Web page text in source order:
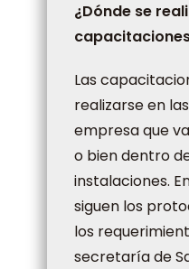
¿Dónde se
Las
realizarse en
empresa que
o bien dentro
instalaciones.
siguen los
los
secretaría de